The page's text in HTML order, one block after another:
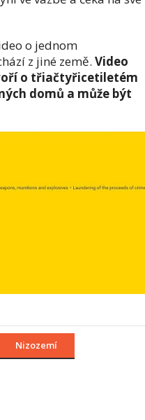
o jednom
z jiné země. Video
o třiačtyřicetiletém
domů a může být
Nizozemí